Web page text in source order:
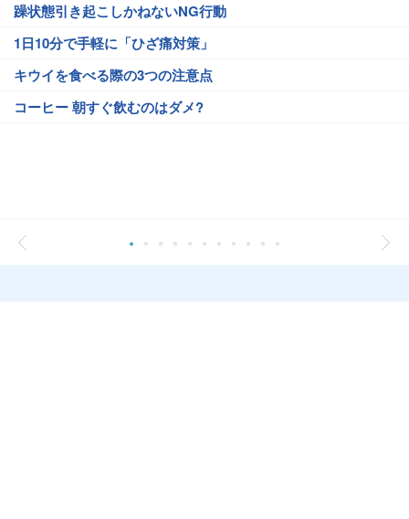
躁状態引き起こしかねないNG行動
1日10分で手軽に「ひざ痛対策」
キウイを食べる際の3つの注意点
コーヒー 朝すぐ飲むのはダメ?